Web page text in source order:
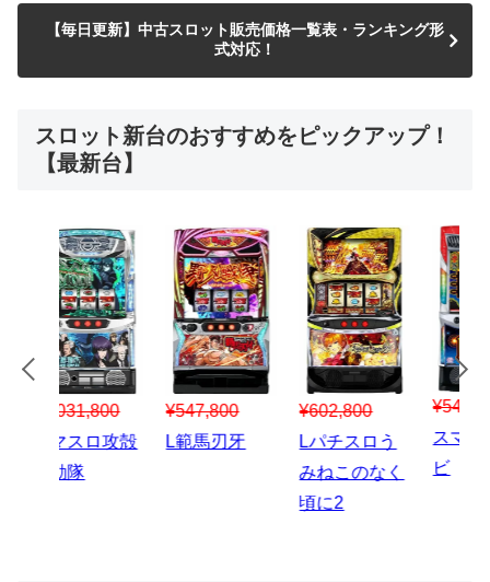
【毎日更新】中古スロット販売価格一覧表・ランキング形
式対応！
スロット新台のおすすめをピックアップ！
【最新台】
¥547,800
スマスロハナ
ビ
¥150,000
スマスロ秘宝
¥1,867,800
Lパチスロ 炎
炎ノ消防隊2